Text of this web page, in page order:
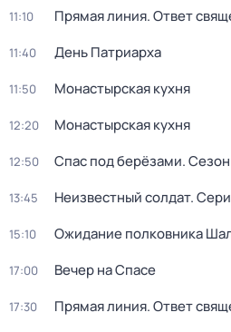
11:10 Прямая линия. Ответ
11:40 Дeнь Патриаpха
11:50 Монастырская кухня
12:20 Монастырская кухня
12:50 Спас под берёзами. Сезон
13:45 Неизвестный солдат.
15:10 Ожидание полковника
17:00 Вечер на Спасе
17:30 Прямая линия. Ответ